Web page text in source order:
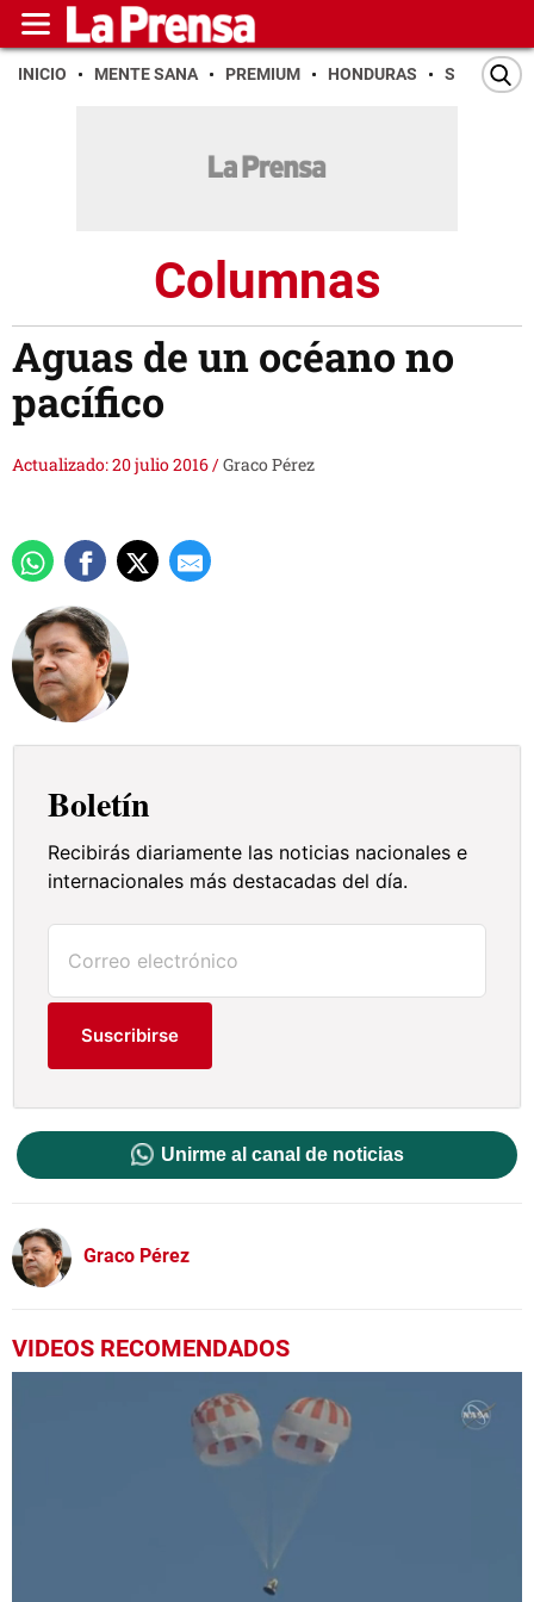
INICIO MENTE SANA PREMIUM HONDURAS SAN PEDRO
Columnas
Aguas de un océano no
pacífico
Actualizado: 20 julio 2016/Graco Pérez
Boletín
Recibirás diariamente las noticias nacionales e
internacionales más destacadas del día.
Suscribirse
Unirme al canal de noticias
Graco Pérez
VIDEOS RECOMENDADOS